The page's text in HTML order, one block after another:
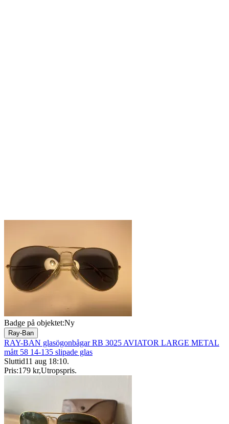
Badge på objektet:Ny
Ray-Ban
RAY-BAN glasögonbågar RB 3025 AVIATOR LARGE METAL
mått 58 14-135 slipade glas
Sluttid11 aug 18:10.
Pris:179 kr,Utropspris.